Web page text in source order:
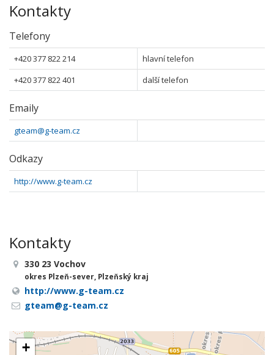
Kontakty
Telefony
+420 377 822 214
hlavní telefon
+420 377 822 401
další telefon
Emaily
gteam@g-team.cz
Odkazy
http://www.g-team.cz
Kontakty
330 23 Vochov
okres Plzeň-sever, Plzeňský kraj
http://www.g-team.cz
gteam@g-team.cz
+